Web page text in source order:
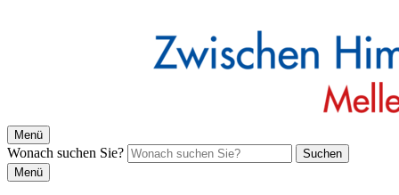
Menü
Wonach suchen Sie?
Suchen
Menü